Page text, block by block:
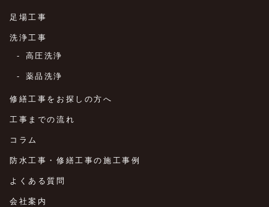
足場工事
洗浄工事
高圧洗浄
薬品洗浄
修繕工事をお探しの方へ
工事までの流れ
コラム
防水工事・修繕工事の施工事例
よくある質問
会社案内